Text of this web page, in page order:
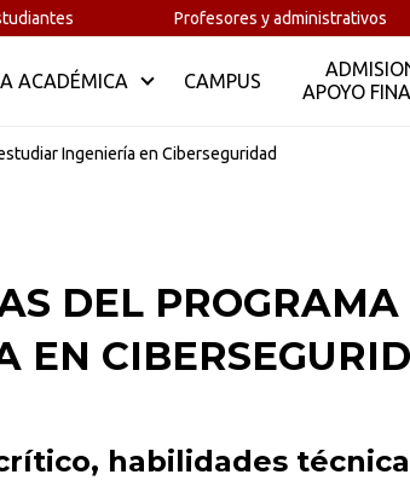
Profesores y administrativos
ACADÉMICA CAMPUS
APOYO
Ingeniería en Ciberseguridad
DEL PROGRAMA
EN
habilidades